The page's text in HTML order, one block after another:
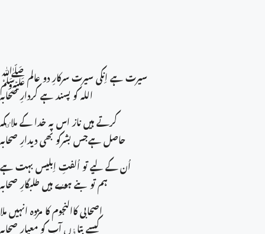
سیرت ہے اِنکی سیرت سرکارِ دو عالم ﷺ
اللہ کو پسند ہے کردارِ صحابہ
کرتے ہیں ناز اس پہ خدا کے ملاٸکہ
حاصل ہےجس بشرکو بھی دیدارِ صحابہ
اُن كے لیے تو اُلفتِ اِبلیس بہت ہے
ہم تو بنے ہوٸے ہیں طلبگارِ صحابہ
اصحابی کاالنجوم کا مژدہ انہیں ملا
کیسے بتاٶں آپ کو معیارِ صحابہ